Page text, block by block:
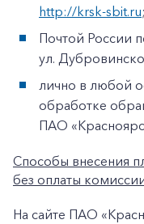
http://krsk-sbit.ru;
Почтой России
ул.
лично в любой
обработке
ПАО
Способы внесения
без оплаты
На сайте ПАО